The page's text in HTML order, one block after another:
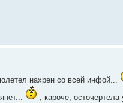
нахрен со всей инфой...
, кароче,